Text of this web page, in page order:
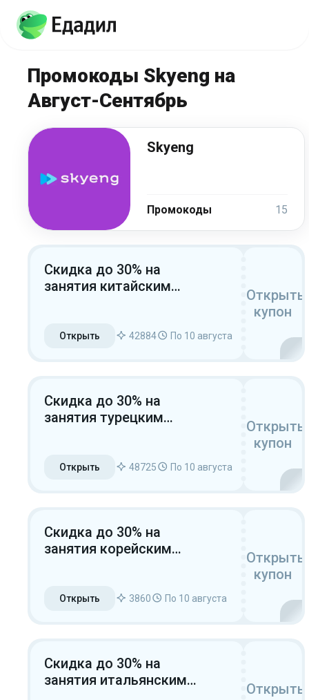
Промокоды Skyeng на
Август-Сентябрь
Skyeng
Промокоды 15
Скидка до 30% на
занятия китайским
Открыть 42884 По 10 августа
Открыть
купон
Скидка до 30% на
занятия турецким
Открыть 48725 По 10 августа
Открыть
купон
Скидка до 30% на
занятия корейским
Открыть 3860 По 10 августа
Открыть
купон
Скидка до 30% на
занятия итальянским
Открыть